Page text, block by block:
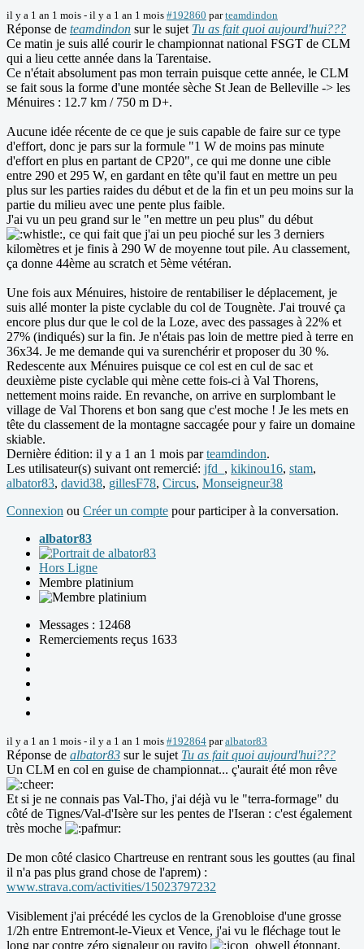
il y a 1 an 1 mois - il y a 1 an 1 mois #192860 parteamdindon
Réponse de teamdindon sur le sujet Tu as fait quoi aujourd'hui???
Ce matin je suis allé courir le championnat national FSGT de CLM
qui a lieu cette année dans la Tarentaise.
Ce n'était absolument pas mon terrain puisque cette année, le CLM
se fait sous la forme d'une montée sèche St Jean de Belleville -> les
Ménuires : 12.7 km / 750 m D+.
Aucune idée récente de ce que je suis capable de faire sur ce type
d'effort, donc je pars sur la formule "1 W de moins pas minute
d'effort en plus en partant de CP20", ce qui me donne une cible
entre 290 et 295 W, en gardant en tête qu'il faut en mettre un peu
plus sur les parties raides du début et de la fin et un peu moins sur la
partie du milieu avec une pente plus faible.
J'ai vu un peu grand sur le "en mettre un peu plus" du début
, ce qui fait que j'ai un peu pioché sur les 3 derniers
kilomètres et je finis à 290 W de moyenne tout pile. Au classement,
ça donne 44ème au scratch et 5ème vétéran.
Une fois aux Ménuires, histoire de rentabiliser le déplacement, je
suis allé monter la piste cyclable du col de Tougnète. J'ai trouvé ça
encore plus dur que le col de la Loze, avec des passages à 22% et
27% (indiqués) sur la fin. Je n'étais pas loin de mettre pied à terre en
36x34. Je me demande qui va surenchérir et proposer du 30 %.
Redescente aux Ménuires puisque ce col est en cul de sac et
deuxième piste cyclable qui mène cette fois-ci à Val Thorens,
nettement moins raide. En revanche, on arrive en surplombant le
village de Val Thorens et bon sang que c'est moche ! Je les mets en
tête du classement de la montagne saccagée pour y faire un domaine
skiable.
Dernière édition: il y a 1 an 1 mois parteamdindon.
Les utilisateur(s) suivant ont remercié: jfd_ , kikinou16, stam,
albator83, david38, gillesF78, Circus, Monseigneur38
Connexion ou Créer un compte pour participer à la conversation.
albator83
Hors Ligne
Membre platinium
Messages : 12468
Remerciements reçus 1633
il y a 1 an 1 mois - il y a 1 an 1 mois #192864 paralbator83
Réponse de albator83 sur le sujet Tu as fait quoi aujourd'hui???
Un CLM en col en guise de championnat... ç'aurait été mon rêve
Et si je ne connais pas Val-Tho, j'ai déjà vu le "terra-formage" du
côté de Tignes/Val-d'Isère sur les pentes de l'Iseran : c'est également
très moche
De mon côté clasico Chartreuse en rentrant sous les gouttes (au final
il n'a pas plus grand chose de l'aprem) :
www.strava.com/activities/15023797232
Visiblement j'ai précédé les cyclos de la Grenobloise d'une grosse
1/2h entre Entremont-le-Vieux et Vence, j'ai vu le fléchage tout le
long par contre zéro signaleur ou ravito
étonnant.